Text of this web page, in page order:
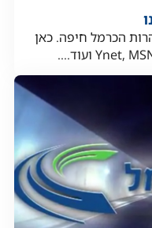
הכרמל חיפה. כאן